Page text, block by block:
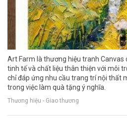
Art Farm là thương hiệu tranh Canvas
tinh tế và chất liệu thân thiện với môi
chỉ đáp ứng nhu cầu trang trí nội thất
trong việc làm quà tặng ý nghĩa.
Thương hiệu - Giao thương